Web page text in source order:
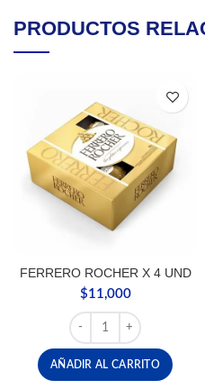
PRODUCTOS
FERRERO ROCHER X 4 UND
$11,000
FERRERO ROCHER X
AÑADIR AL CARRITO